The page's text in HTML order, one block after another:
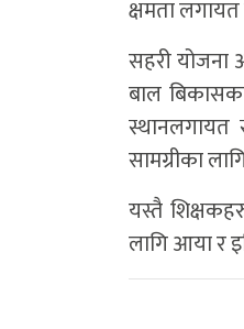
क्षमता
सहरी योजना
बाल
स्थानलगायत
सामग्रीका
यस्तै
लागि आया र